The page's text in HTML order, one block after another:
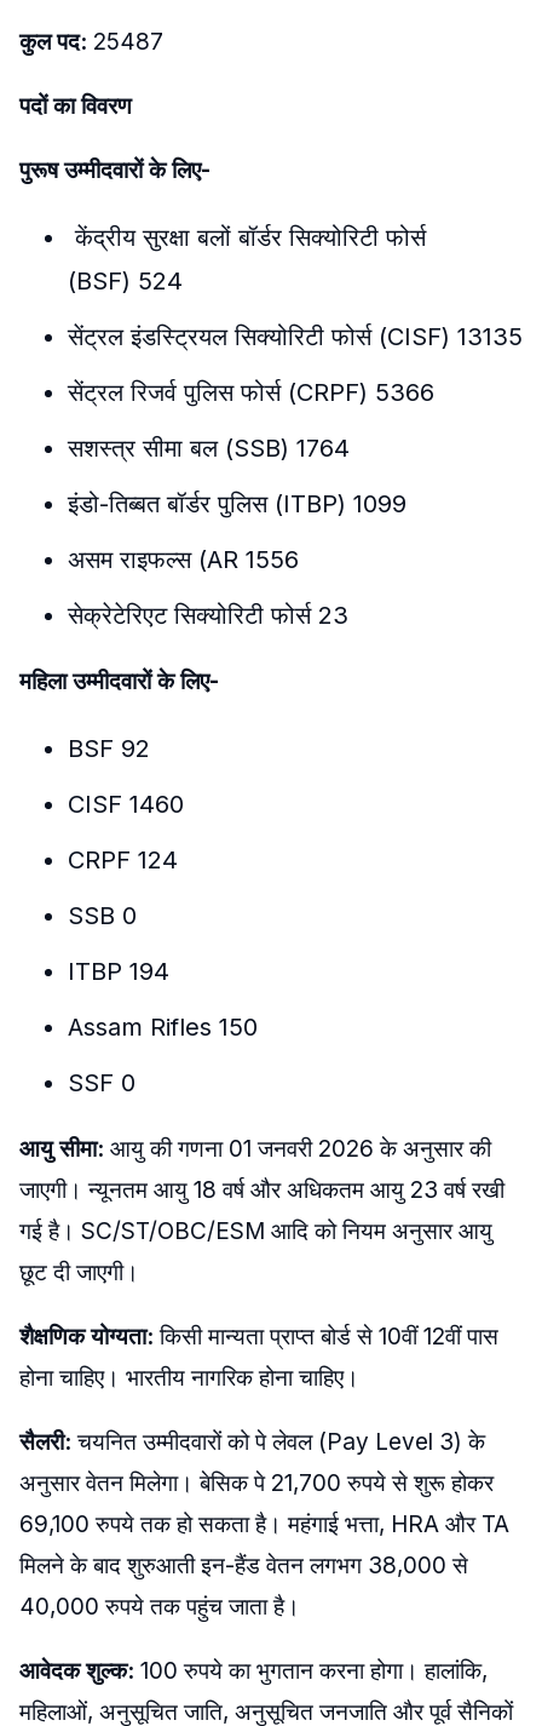
कुल पद: 25487
पदों का विवरण
पुरूष उम्मीदवारों के लिए-
केंद्रीय सुरक्षा बलों बॉर्डर सिक्योरिटी फोर्स
(BSF) 524
सेंट्रल इंडस्ट्रियल सिक्योरिटी फोर्स (CISF) 13135
सेंट्रल रिजर्व पुलिस फोर्स (CRPF) 5366
सशस्त्र सीमा बल (SSB) 1764
इंडो-तिब्बत बॉर्डर पुलिस (ITBP) 1099
असम राइफल्स (AR 1556
सेक्रेटेरिएट सिक्योरिटी फोर्स 23
महिला उम्मीदवारों के लिए-
BSF 92
CISF 1460
CRPF 124
SSB 0
ITBP 194
Assam Rifles 150
SSF 0
आयु सीमा: आयु की गणना 01 जनवरी 2026 के अनुसार की
जाएगी। न्यूनतम आयु 18 वर्ष और अधिकतम आयु 23 वर्ष रखी
गई है। SC/ST/OBC/ESM आदि को नियम अनुसार आयु
छूट दी जाएगी।
शैक्षणिक योग्यता: किसी मान्यता प्राप्त बोर्ड से 10वीं 12वीं पास
होना चाहिए। भारतीय नागरिक होना चाहिए।
सैलरी: चयनित उम्मीदवारों को पे लेवल (Pay Level 3) के
अनुसार वेतन मिलेगा। बेसिक पे 21,700 रुपये से शुरू होकर
69,100 रुपये तक हो सकता है। महंगाई भत्ता, HRA और TA
मिलने के बाद शुरुआती इन-हैंड वेतन लगभग 38,000 से
40,000 रुपये तक पहुंच जाता है।
आवेदक शुल्क: 100 रुपये का भुगतान करना होगा। हालांकि,
महिलाओं, अनुसूचित जाति, अनुसूचित जनजाति और पूर्व सैनिकों